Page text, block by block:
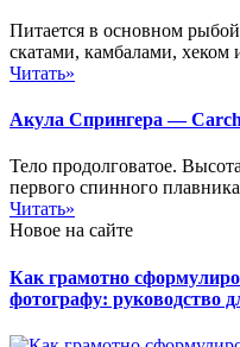
Питается в основном
скатами, камбалами, хеком
Читать»
Акула Спрингера —
Тело продолговатое.
первого спинного
Читать»
Новое на сайте
Как грамотно
фотографу: руководство